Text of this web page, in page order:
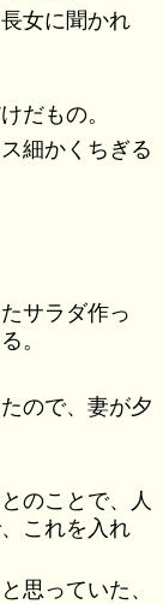
女に聞かれ
だもの。
細かくちぎる
サラダ作っ
。
ので、妻が夕
のことで、人
これを入れ
思っていた、